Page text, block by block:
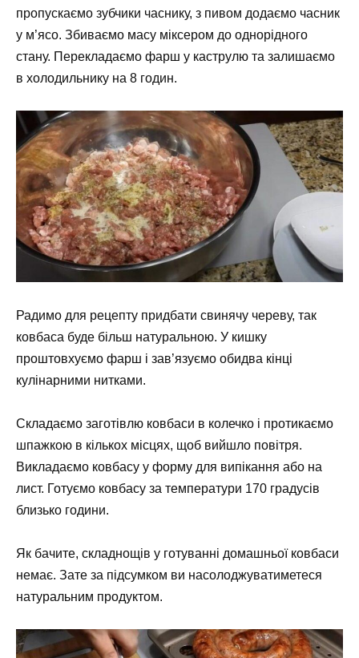
пропускаємо зубчики часнику, з пивом додаємо часник
у м’ясо. Збиваємо масу міксером до однорідного
стану. Перекладаємо фарш у каструлю та залишаємо
в холодильнику на 8 годин.
Радимо для рецепту придбати свинячу череву, так
ковбаса буде більш натуральною. У кишку
проштовхуємо фарш і зав’язуємо обидва кінці
кулінарними нитками.
Складаємо заготівлю ковбаси в колечко і протикаємо
шпажкою в кількох місцях, щоб вийшло повітря.
Викладаємо ковбасу у форму для випікання або на
лист. Готуємо ковбасу за температури 170 градусів
близько години.
Як бачите, складнощів у готуванні домашньої ковбаси
немає. Зате за підсумком ви насолоджуватиметеся
натуральним продуктом.